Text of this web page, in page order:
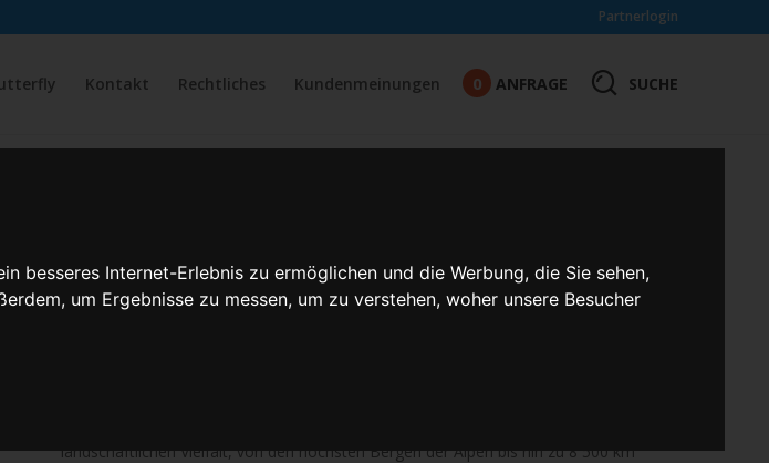
besseres Internet-Erlebnis zu ermöglichen und die Werbung, die Sie sehen,
um Ergebnisse zu messen, um zu verstehen, woher unsere Besucher
Partnerlogin
SUCHE
Kontakt Rechtliches Kundenmeinungen 0 ANFRAGE
Klassenfahrt nach Italien: Flugreise in die
landschaftlichen Vielfalt, von den höchsten Bergen der Alpen bis hin zu 8 500 km